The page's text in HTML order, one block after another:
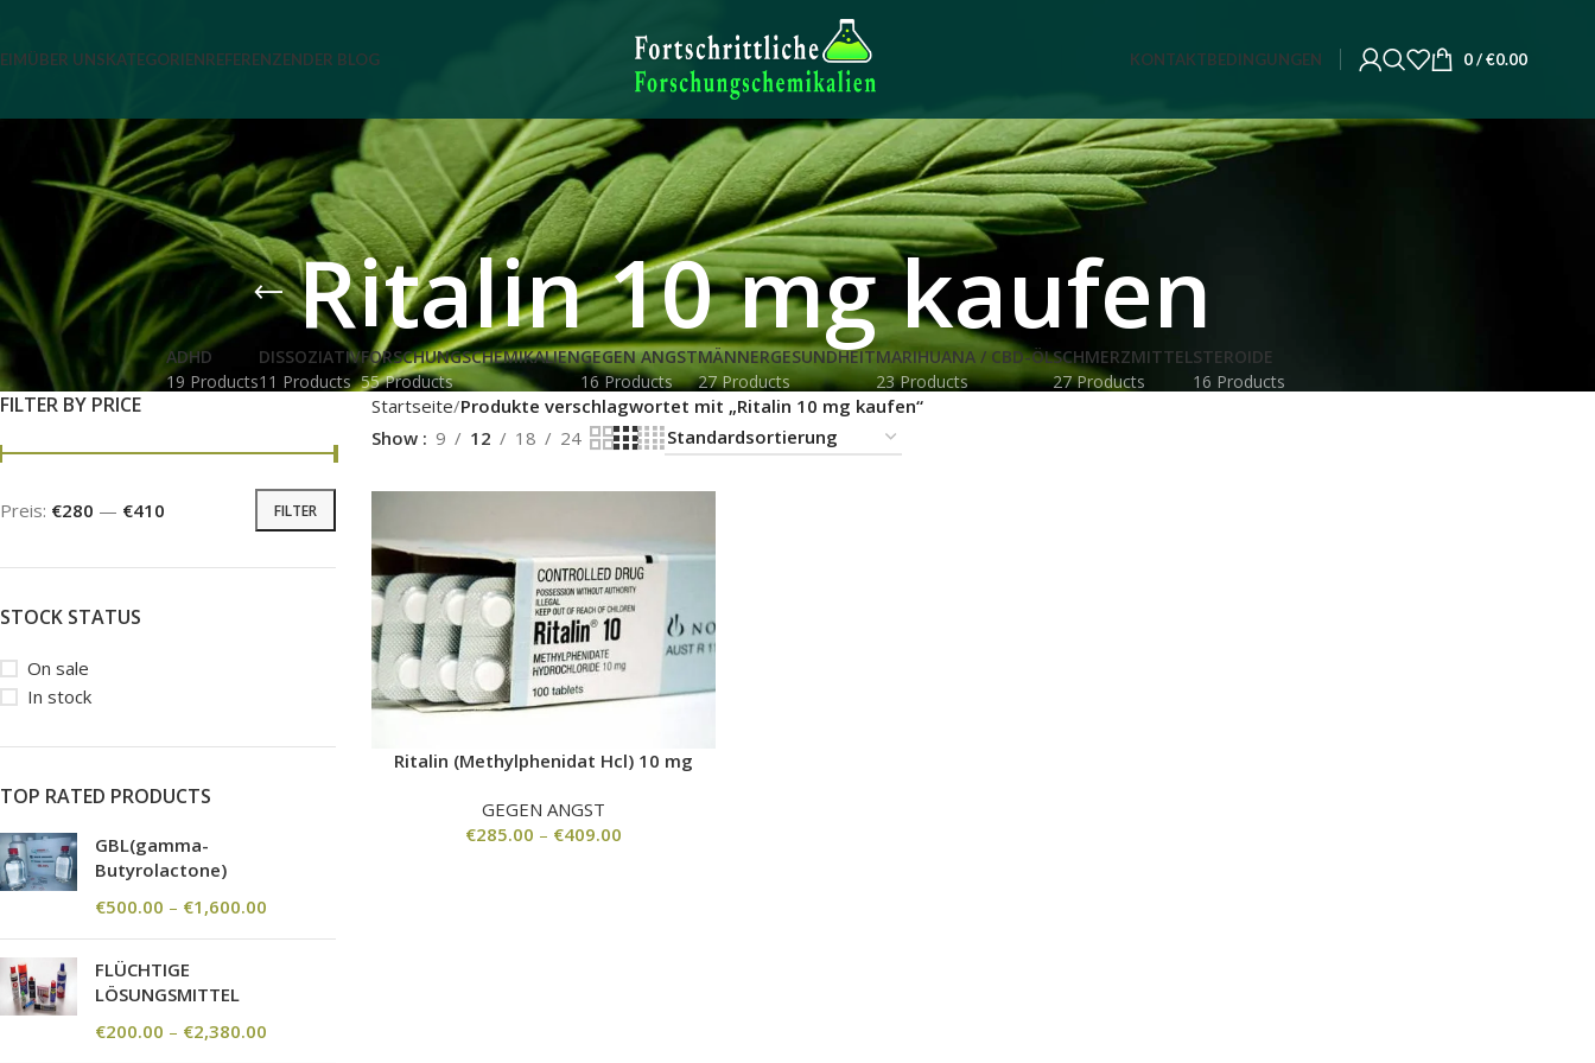
ÜBER UNSKATEGORIENREFERENZENDER BLOG KONTAKTBEDINGUNGEN 0/ €0.00
Ritalin 10 mg kaufen
ADHD
19 Products
DISSOZIATIV
11 Products
FORSCHUNGSCHEMIKALIEN
55 Products
GEGEN ANGST
16 Products
MÄNNERGESUNDHEIT
27 Products
MARIHUANA / CBD-ÖL
23 Products
SCHMERZMITTEL
27 Products
STEROIDE
16 Products
FILTER BY PRICE
FILTER
Preis: €280 — €410
STOCK STATUS
On sale
In stock
TOP RATED PRODUCTS
GBL(gamma-
Butyrolactone)
€500.00 – €1,600.00
FLÜCHTIGE
LÖSUNGSMITTEL
€200.00 – €2,380.00
Startseite Produkte verschlagwortet mit „Ritalin 10 mg kaufen“
Show
9 12 18 24
Ritalin (Methylphenidat Hcl) 10 mg
GEGEN ANGST
€285.00 – €409.00